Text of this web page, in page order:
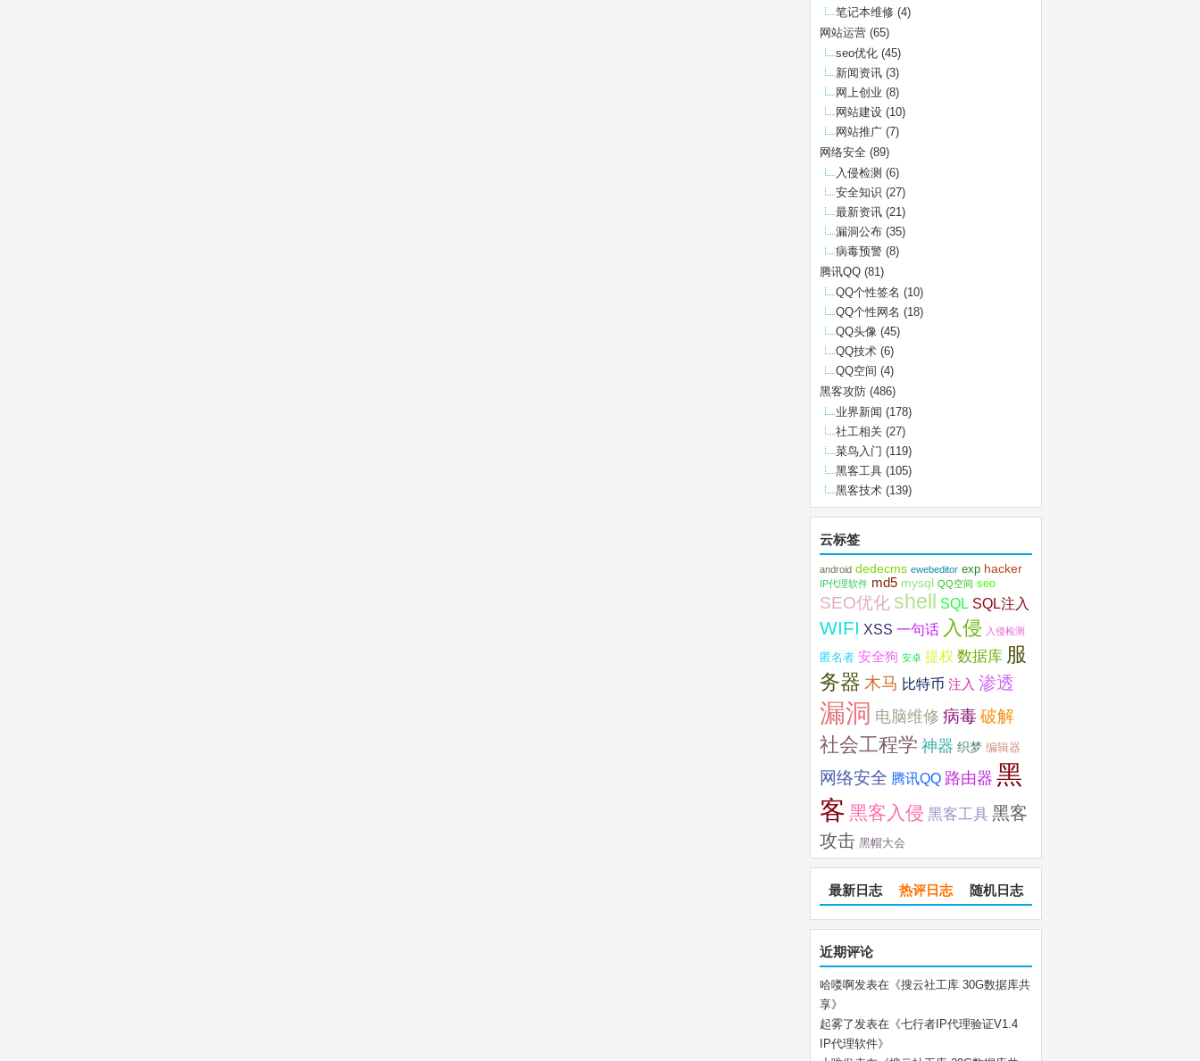
笔记本维修 (4)
网站运营 (65)
seo优化 (45)
新闻资讯 (3)
网上创业 (8)
网站建设 (10)
网站推广 (7)
网络安全 (89)
入侵检测 (6)
安全知识 (27)
最新资讯 (21)
漏洞公布 (35)
病毒预警 (8)
腾讯QQ (81)
QQ个性签名 (10)
QQ个性网名 (18)
QQ头像 (45)
QQ技术 (6)
QQ空间 (4)
黑客攻防 (486)
业界新闻 (178)
社工相关 (27)
菜鸟入门 (119)
黑客工具 (105)
黑客技术 (139)
云标签
android dedecms ewebeditor exp hacker
IP代理软件 md5 mysql QQ空间 seo
SEO优化 shell SQL SQL注入
WIFI XSS 一句话 入侵 入侵检测
匿名者 安全狗 安卓 提权 数据库 服
务器 木马 比特币 注入 渗透
漏洞 电脑维修 病毒破解
社会工程学 神器 织梦 编辑器
网络安全 腾讯QQ 路由器 黑
客 黑客入侵 黑客工具 黑客
攻击 黑帽大会
最新日志 热评日志 随机日志
近期评论
哈喽啊发表在《搜云社工库 30G数据库共
享》
起雾了发表在《七行者IP代理验证V1.4
IP代理软件》